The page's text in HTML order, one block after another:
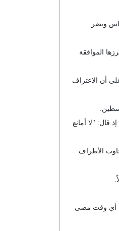
ويضر
الموافقة
أن الاعتراف
قال: "لا أمانع
الأطراف
من أي وقت مضى